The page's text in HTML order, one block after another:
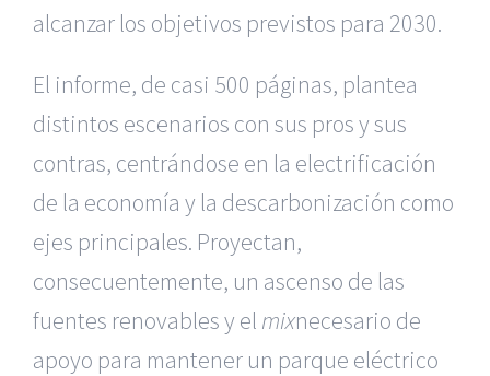
alcanzar los objetivos previstos para 2030.
El informe, de casi 500 páginas, plantea
distintos escenarios con sus pros y sus
contras, centrándose en la electrificación
de la economía y la descarbonización como
ejes principales. Proyectan,
consecuentemente, un ascenso de las
fuentes renovables y el mixnecesario de
apoyo para mantener un parque eléctrico